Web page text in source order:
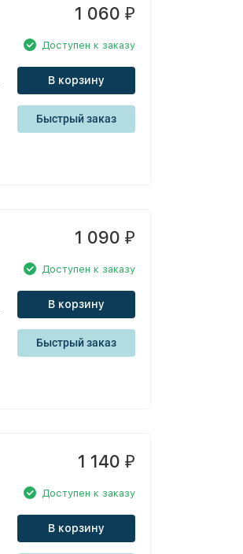
1 060 ₽
Доступен к заказу
В корзину
Быстрый заказ
1 090 ₽
Доступен к заказу
В корзину
Быстрый заказ
1 140 ₽
Доступен к заказу
В корзину